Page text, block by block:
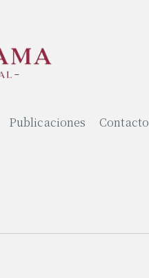
Publicaciones Contacto